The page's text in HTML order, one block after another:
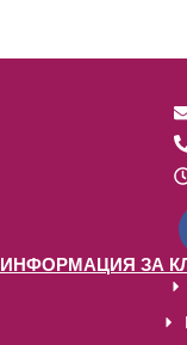
ИНФОРМАЦИЯ ЗА